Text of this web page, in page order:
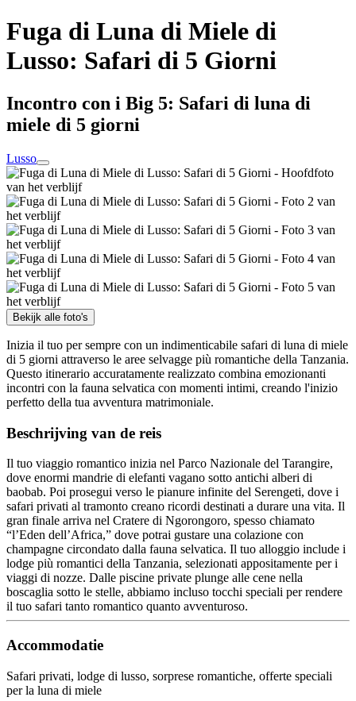
Fuga di Luna di Miele di
Lusso: Safari di 5 Giorni
Incontro con i Big 5: Safari di luna di
miele di 5 giorni
Lusso
Bekijk alle foto's
Inizia il tuo per sempre con un indimenticabile safari di luna di miele
di 5 giorni attraverso le aree selvagge più romantiche della Tanzania.
Questo itinerario accuratamente realizzato combina emozionanti
incontri con la fauna selvatica con momenti intimi, creando l'inizio
perfetto della tua avventura matrimoniale.
Beschrijving van de reis
Il tuo viaggio romantico inizia nel Parco Nazionale del Tarangire,
dove enormi mandrie di elefanti vagano sotto antichi alberi di
baobab. Poi prosegui verso le pianure infinite del Serengeti, dove i
safari privati al tramonto creano ricordi destinati a durare una vita. Il
gran finale arriva nel Cratere di Ngorongoro, spesso chiamato
“l’Eden dell’Africa,” dove potrai gustare una colazione con
champagne circondato dalla fauna selvatica. Il tuo alloggio include i
lodge più romantici della Tanzania, selezionati appositamente per i
viaggi di nozze. Dalle piscine private plunge alle cene nella
boscaglia sotto le stelle, abbiamo incluso tocchi speciali per rendere
il tuo safari tanto romantico quanto avventuroso.
Accommodatie
Safari privati, lodge di lusso, sorprese romantiche, offerte speciali
per la luna di miele